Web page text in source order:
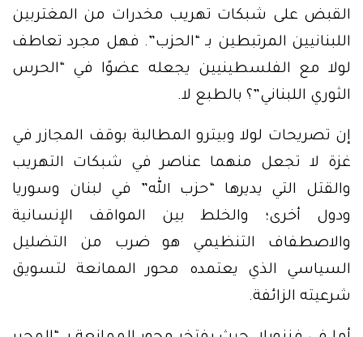
القبض على شبكات تهريب مخدرات من المغتربين
اللبنانيين المرتبطين بـ “الحزب”. فهل مجرد تعاطف
لولا مع الفلسطينيين يجعله عضوًا في “الحرس
الثوري اللبناني”؟ بالطبع لا.
إن تصريحات لولا وبيترو المطالبة بوقف المجازر في
غزة لا تجعل منهما عناصر في شبكات التهريب
والقتل التي يديرها “حزب الله” في لبنان وسوريا
ودول أخرى؛ والخلط بين المواقف الإنسانية
والاصطفاف التنظيمي هو ضرب من التضليل
السياسي الذي يعتمده محور الممانعة لتسويق
شرعيته الزائفة.